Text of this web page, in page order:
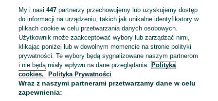
Kontynuuj przez konto Apple
Kontynuuj przez konto Google
LUB
My i nasi447 partnerzy przechowujemy lub uzyskujemy dostęp
do informacji na urządzeniu, takich jak unikalne identyfikatory w
plikach cookie w celu przetwarzania danych osobowych.
Użytkownik może zaakceptować wybory lub zarządzać nimi,
klikając poniżej lub w dowolnym momencie na stronie polityki
prywatności. Te wybory będą sygnalizowane naszym partnerom
i nie będą miały wpływu na dane przeglądania.
Polityka
cookies,
Polityka Prywatności
Wraz z naszymi partnerami przetwarzamy dane w celu
zapewnienia: